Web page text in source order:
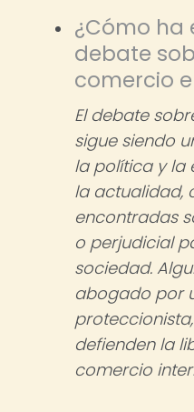
¿Cómo ha
debate
comercio
El debate
sigue siendo
la política y la
la actualidad,
encontradas
o perjudicial
sociedad.
abogado por
defienden la
comercio